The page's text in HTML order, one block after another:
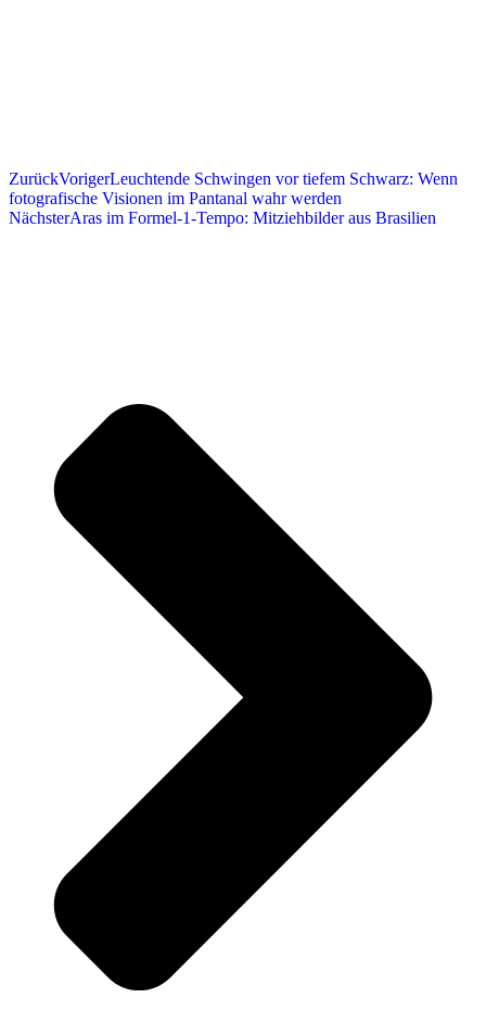
ZurückVorigerLeuchtende Schwingen vor tiefem Schwarz: Wenn
fotografische Visionen im Pantanal wahr werden
NächsterAras im Formel-1-Tempo: Mitziehbilder aus Brasilien